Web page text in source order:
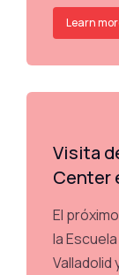
Learn
Visita
Center
El
la
Valladolid